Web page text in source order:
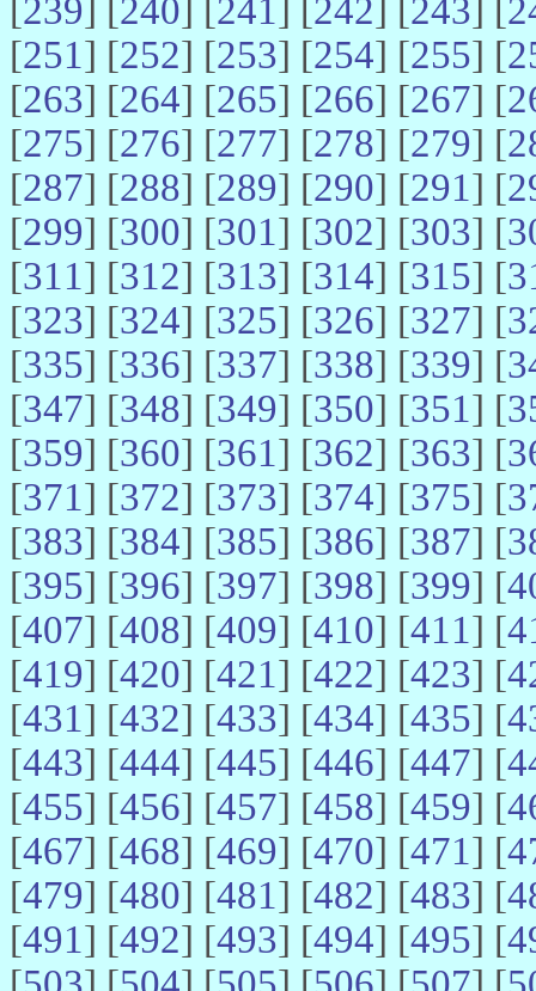
[239] [240] [241] [242] [243] [
[251] [252] [253] [254] [255] [
[263] [264] [265] [266] [267] [
[275] [276] [277] [278] [279] [
[287] [288] [289] [290] [291] [
[299] [300] [301] [302] [303] [
[311] [312] [313] [314] [315] [
[323] [324] [325] [326] [327] [
[335] [336] [337] [338] [339] [
[347] [348] [349] [350] [351] [
[359] [360] [361] [362] [363] [
[371] [372] [373] [374] [375] [
[383] [384] [385] [386] [387] [
[395] [396] [397] [398] [399] [
[407] [408] [409] [410] [411] [
[419] [420] [421] [422] [423] [
[431] [432] [433] [434] [435] [
[443] [444] [445] [446] [447] [
[455] [456] [457] [458] [459] [
[467] [468] [469] [470] [471] [
[479] [480] [481] [482] [483] [
[491] [492] [493] [494] [495] [